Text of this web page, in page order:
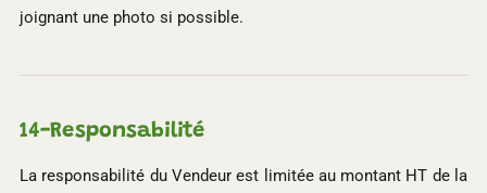
joignant une photo si possible.
14-Responsabilité
La responsabilité du Vendeur est limitée au montant HT de la